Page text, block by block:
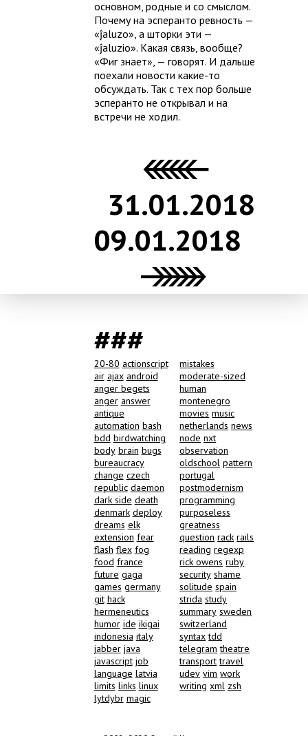
основном, родные и со смыслом.
Почему на эсперанто ревность —
«ĵaluzo», а шторки эти —
«ĵaluzio». Какая связь, вообще?
«Фиг знает», — говорят. И дальше
поехали новости какие-то
обсуждать. Так с тех пор больше
эсперанто не открывал и на
встречи не ходил.
31.01.2018
09.01.2018
###
20-80 actionscript
air ajax android
anger begets
anger answer
antique
automation bash
bdd birdwatching
body brain bugs
bureaucracy
change czech
republic daemon
dark side death
denmark deploy
dreams elk
extension fear
flash flex fog
food france
future gaga
games germany
git hack
hermeneutics
humor ide ikigai
indonesia italy
jabber java
javascript job
language latvia
limits links linux
lytdybr magic
mistakes
moderate-sized
human
montenegro
movies music
netherlands news
node nxt
observation
oldschool pattern
portugal
postmodernism
programming
purposeless
greatness
question rack rails
reading regexp
rick owens ruby
security shame
solitude spain
strida study
summary sweden
switzerland
syntax tdd
telegram theatre
transport travel
udev vim work
writing xml zsh